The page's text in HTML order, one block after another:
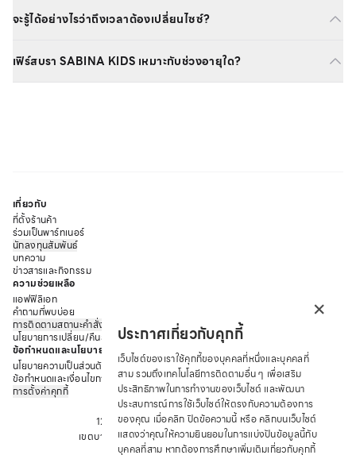
จะรู้ได้อย่างไรว่าถึงเวลาต้องเปลี่ยนไซซ์?
เฟิร์สบรา SABINA KIDS เหมาะกับช่วงอายุใด?
เกี่ยวกับ
ที่ตั้งร้านค้า
ร่วมเป็นพาร์ทเนอร์
นักลงทุนสัมพันธ์
บทความ
ข่าวสารและกิจกรรม
ความช่วยเหลือ
แอฟฟิลิเอท
คำถามที่พบบ่อย
การติดตามสถานะคำสั่งซื้อ
นโยบายการเปลี่ยน/คืนสินค้า
ข้อกำหนดและนโยบาย
นโยบายความเป็นส่วนตัว
ข้อกำหนดและเงื่อนไขการให้บริการ
การตั้งค่าคุกกี้
บริษัท ซาบีน่า ฟาร์อีสท์ จำกัด
12 ถนนอรุณอมรินทร์ แขวงอรุณอมรินทร์
เขตบางกอกน้อย จังหวัด กรุงเทพมหานคร 10700
โทร : +66 2 422 9430
×
ประกาศเกี่ยวกับคุกกี้
เว็บไซต์ของเราใช้คุกกี้ของบุคคลที่หนึ่งและบุคคลที่
สาม รวมถึงเทคโนโลยีการติดตามอื่น ๆ เพื่อเสริม
ประสิทธิภาพในการทำงานของเว็บไซต์ และพัฒนา
ประสบการณ์การใช้เว็บไซต์ให้ตรงกับความต้องการ
ของคุณ เมื่อคลิก ปิดข้อความนี้ หรือ คลิกบนเว็บไซต์
แสดงว่าคุณให้ความยินยอมในการแบ่งปันข้อมูลนี้กับ
บุคคลที่สาม หากต้องการศึกษาเพิ่มเติมเกี่ยวกับคุกกี้